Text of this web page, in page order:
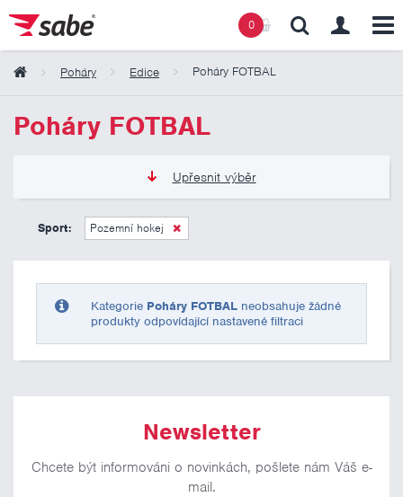
0
Poháry Edice Poháry FOTBAL
Poháry FOTBAL
Upřesnit výběr
135 Kč
Sport: Pozemní hokej
Kategorie Poháry FOTBAL neobsahuje žádné
produkty odpovídající nastavené filtraci
Newsletter
Chcete být informováni o novinkách, pošlete nám Váš e-
mail.
Obsah košíku